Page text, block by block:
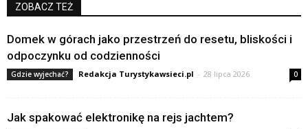
ZOBACZ TEŻ
Domek w górach jako przestrzeń do resetu, bliskości i
odpoczynku od codzienności
Gdzie wyjechać? Redakcja Turystykawsieci.pl - 28 lipca 2026 0
Jak spakować elektronikę na rejs jachtem?